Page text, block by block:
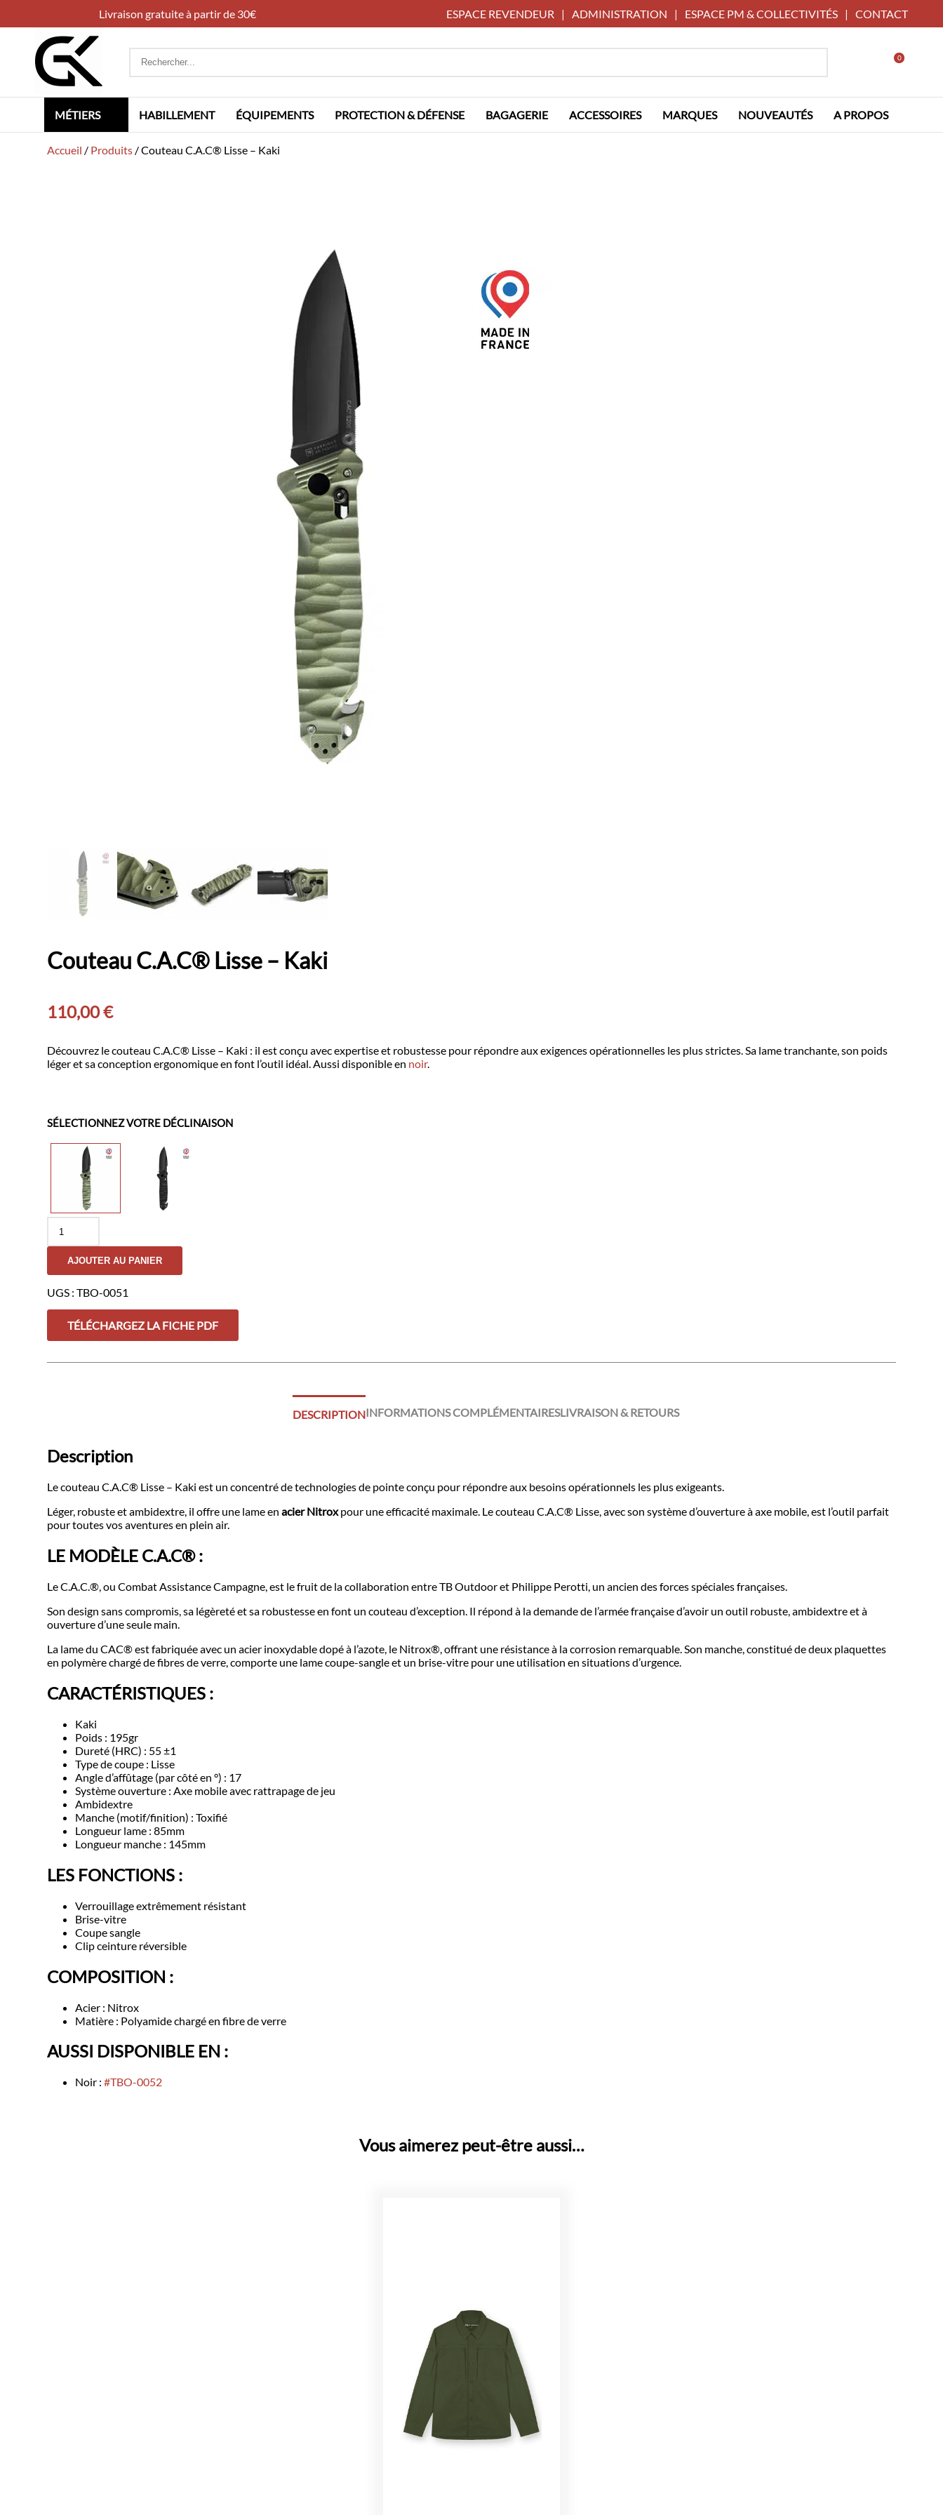
Livraison gratuite à partir de 30€ ESPACE REVENDEUR | ADMINISTRATION | ESPACE PM & COLLECTIVITÉS | CONTACT
Rechercher
0
MÉTIERS HABILLEMENT ÉQUIPEMENTS PROTECTION & DÉFENSE BAGAGERIE ACCESSOIRES MARQUES NOUVEAUTÉS A PROPOS
Accueil / Produits /Couteau C.A.C® Lisse – Kaki
Couteau C.A.C® Lisse – Kaki
110,00€
Découvrez le couteau C.A.C® Lisse – Kaki : il est conçu avec expertise et robustesse pour répondre aux exigences opérationnelles les plus strictes. Sa lame tranchante, son poids
léger et sa conception ergonomique en font l’outil idéal. Aussi disponible en noir.
SÉLECTIONNEZ VOTRE DÉCLINAISON
Couteau
C.A.C®
Lisse
-
AJOUTER AU PANIER
UGS :TBO-0051
TÉLÉCHARGEZ LA FICHE PDF
DESCRIPTIONINFORMATIONS COMPLÉMENTAIRESLIVRAISON & RETOURS
Description
Le couteau C.A.C® Lisse – Kaki est un concentré de technologies de pointe conçu pour répondre aux besoins opérationnels les plus exigeants.
Léger, robuste et ambidextre, il offre une lame enacier Nitroxpour une efficacité maximale. Le couteau C.A.C® Lisse, avec son système d’ouverture à axe mobile, est l’outil parfait
pour toutes vos aventures en plein air.
LE MODÈLE C.A.C® :
Le C.A.C.®, ou Combat Assistance Campagne, est le fruit de la collaboration entre TB Outdoor et Philippe Perotti, un ancien des forces spéciales françaises.
Son design sans compromis, sa légèreté et sa robustesse en font un couteau d’exception. Il répond à la demande de l’armée française d’avoir un outil robuste, ambidextre et à
ouverture d’une seule main.
La lame du CAC® est fabriquée avec un acier inoxydable dopé à l’azote, le Nitrox®, offrant une résistance à la corrosion remarquable. Son manche, constitué de deux plaquettes
en polymère chargé de fibres de verre, comporte une lame coupe-sangle et un brise-vitre pour une utilisation en situations d’urgence.
CARACTÉRISTIQUES :
Kaki
Poids : 195gr
Dureté (HRC) : 55 ±1
Type de coupe : Lisse
Angle d’affûtage (par côté en °) : 17
Système ouverture : Axe mobile avec rattrapage de jeu
Ambidextre
Manche (motif/finition) : Toxifié
Longueur lame : 85mm
Longueur manche : 145mm
LES FONCTIONS :
Verrouillage extrêmement résistant
Brise-vitre
Coupe sangle
Clip ceinture réversible
COMPOSITION :
Acier : Nitrox
Matière : Polyamide chargé en fibre de verre
AUSSI DISPONIBLE EN :
Noir :#TBO-0052
Vous aimerez peut-être aussi…